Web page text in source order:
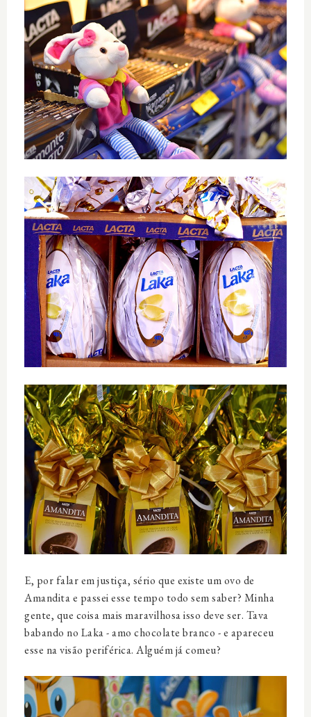
E, por falar em justiça, sério que existe um ovo de
Amandita e passei esse tempo todo sem saber? Minha
gente, que coisa mais maravilhosa isso deve ser. Tava
babando no Laka - amo chocolate branco - e apareceu
esse na visão periférica. Alguém já comeu?